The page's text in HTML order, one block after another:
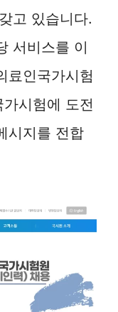
고 있습니다.
서비스를 이
료인국가시험
시험에 도전
시지를 전합